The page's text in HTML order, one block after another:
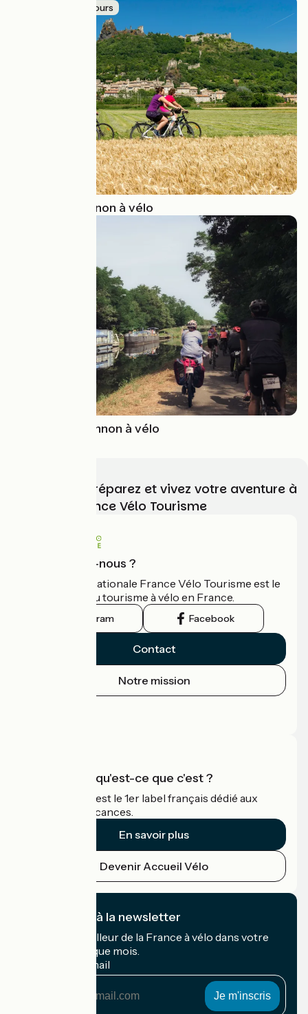
Idée de parcours
De Lyon à Avignon à vélo
Autour de Briennon à vélo
Choisissez, préparez et vivez votre aventure à
vélo avec France Vélo Tourisme
Qui sommes-nous ?
L'association nationale France Vélo Tourisme est le
guide officiel du tourisme à vélo en France.
Instagram Facebook
Contact
Notre mission
Accueil Vélo qu'est-ce que c'est ?
Accueil Vélo c'est le 1er label français dédié aux
cyclistes en vacances.
En savoir plus
Devenir Accueil Vélo
Je m'abonne à la newsletter
Recevez le meilleur de la France à vélo dans votre
boîte mail chaque mois.
Mon adresse mail